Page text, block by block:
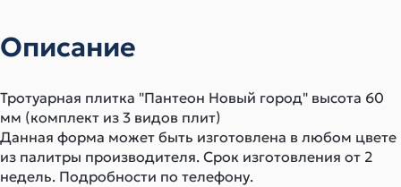
Описание
Тротуарная плитка "Пантеон Новый город" высота 60
мм (комплект из 3 видов плит)
Данная форма может быть изготовлена в любом цвете
из палитры производителя. Срок изготовления от 2
недель. Подробности по телефону.